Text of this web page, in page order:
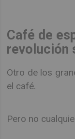
Café de
revolución
Otro de los
el café.
Pero no